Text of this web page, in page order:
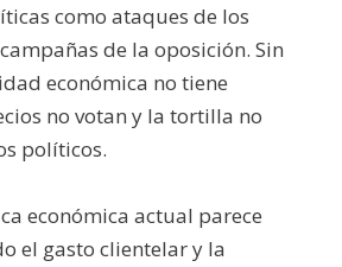
como ataques de los
de la oposición. Sin
económica no tiene
no votan y la tortilla no
políticos.
económica actual parece
el gasto clientelar y la